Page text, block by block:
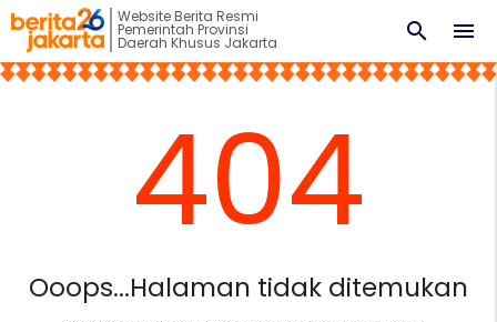
Website Berita Resmi
Pemerintah Provinsi
Daerah Khusus Jakarta menu
search
404
Ooops...Halaman tidak ditemukan